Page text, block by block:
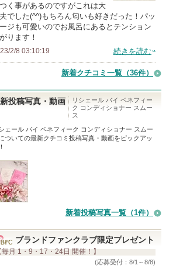
く事があるのですがこれは大
でした(^^)もちろん匂いも好きだった！パッ
ジも可愛いのでお風呂にあるとテンション
がります！
2/8 03:10:19 続きを読む
新着クチコミ一覧 （36件）
投稿写真・動画
リシェール バイ ベネフィー
ク コンディショナー スムー
ス
ェール バイ ベネフィーク コンディショナー スムー
ついての最新クチコミ投稿写真・動画をピックアッ
新着投稿写真一覧（1件）
ブランドファンクラブ限定プレゼント
毎月 1・9・17・24日 開催！】
(応募受付：8/1～8/8)